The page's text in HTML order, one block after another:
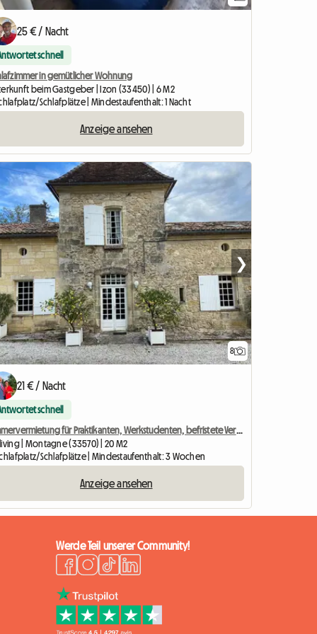
25 € / Nacht
schnell
in gemütlicher Wohnung
beim Gastgeber | Izon (33450) | 6 M2
Schlafplätze | Mindestaufenthalt: 1 Nacht
Anzeige ansehen
8
❯
21 € / Nacht
schnell
Zimmervermietung für Praktikanten, Werkstudenten, befristete Verträge etc.
| Montagne (33570) | 20 M2
Schlafplätze | Mindestaufenthalt: 3 Wochen
Anzeige ansehen
Werde Teil unserer Community!